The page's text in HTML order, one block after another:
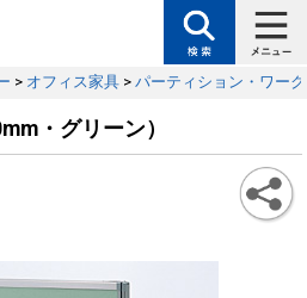
> オフィス家具 > パーティション・ワー
・グリーン）